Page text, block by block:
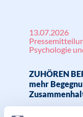
13.07.2026
Psychologie
ZUHÖREN
mehr